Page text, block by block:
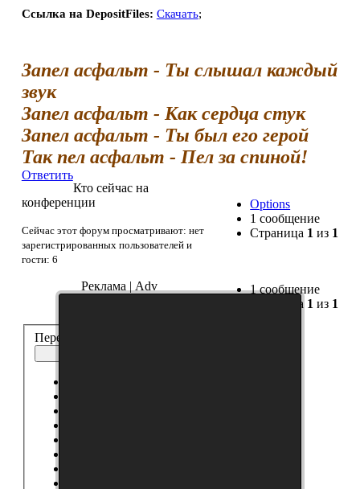
Ссылка на DepositFiles: Скачать;
Запел асфальт - Ты слышал каждый
звук
Запел асфальт - Как сердца стук
Запел асфальт - Ты был его герой
Так пел асфальт - Пел за спиной!
Ответить
Options
1 сообщение
Страница 1 из 1
1 сообщение
Страница 1 из 1
Перейти:
Кто сейчас на
конференции
Сейчас этот форум просматривают: нет
зарегистрированных пользователей и
гости: 6
Реклама | Adv